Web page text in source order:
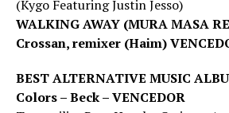
(Kygo Featuring Justin Jesso)
WALKING AWAY (MURA MASA
Crossan, remixer (Haim)
BEST ALTERNATIVE MUSIC
Colors – Beck – VENCEDOR